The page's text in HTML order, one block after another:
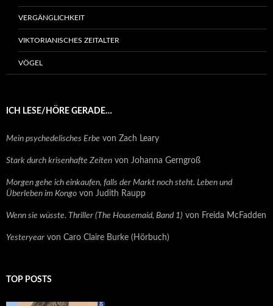
VERGÄNGLICHKEIT
VIKTORIANISCHES ZEITALTER
VÖGEL
ICH LESE/HÖRE GERADE…
Mein psychedelisches Erbe von Zach Leary
Stark durch krisenhafte Zeiten von Johanna Gerngroß
Morgen gehe ich einkaufen, falls der Markt noch steht. Leben und
Überleben im Kongo von Judith Raupp
Wenn sie wüsste. Thriller (The Housemaid, Band 1) von Freida McFadden
Yesteryear von Caro Claire Burke (Hörbuch)
TOP POSTS